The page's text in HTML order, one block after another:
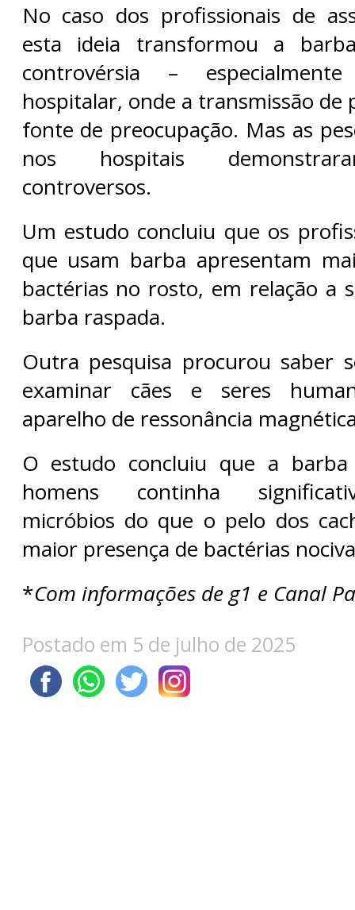
No caso dos profissionais de
esta ideia transformou a
controvérsia –
hospitalar, onde a transmissão de
fonte de preocupação. Mas as
nos hospitais
controversos.
Um estudo concluiu que os
que usam barba apresentam
bactérias no rosto, em relação a
barba raspada.
Outra pesquisa procurou saber
examinar cães e seres
aparelho de ressonância
O estudo concluiu que a
homens continha
micróbios do que o pelo dos
maior presença de bactérias
*Com informações de g1 e Canal
Postado em 5 de julho de 2025